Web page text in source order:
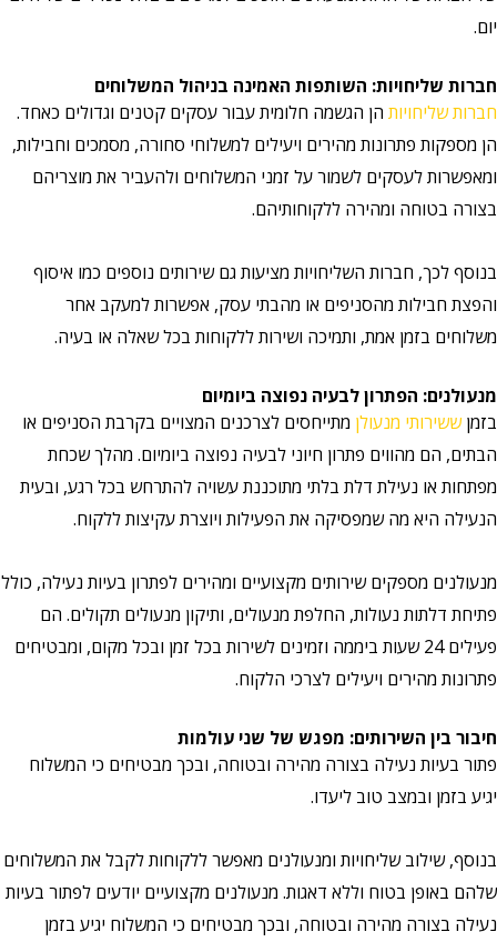
יום.
חברות שליחויות: השותפות האמינה בניהול המשלוחים
חברות שליחויות הן הגשמה חלומית עבור עסקים קטנים וגדולים כאחד.
הן מספקות פתרונות מהירים ויעילים למשלוחי סחורה, מסמכים וחבילות,
ומאפשרות לעסקים לשמור על זמני המשלוחים ולהעביר את מוצריהם
בצורה בטוחה ומהירה ללקוחותיהם.
בנוסף לכך, חברות השליחויות מציעות גם שירותים נוספים כמו איסוף
והפצת חבילות מהסניפים או מהבתי עסק, אפשרות למעקב אחר
משלוחים בזמן אמת, ותמיכה ושירות ללקוחות בכל שאלה או בעיה.
מנעולנים: הפתרון לבעיה נפוצה ביומיום
בזמןששירותי מנעולן מתייחסים לצרכנים המצויים בקרבת הסניפים או
הבתים, הם מהווים פתרון חיוני לבעיה נפוצה ביומיום. מהלך שכחת
מפתחות או נעילת דלת בלתי מתוכננת עשויה להתרחש בכל רגע, ובעית
הנעילה היא מה שמפסיקה את הפעילות ויוצרת עקיצות ללקוח.
מנעולנים מספקים שירותים מקצועיים ומהירים לפתרון בעיות נעילה, כולל
פתיחת דלתות נעולות, החלפת מנעולים, ותיקון מנעולים תקולים. הם
פעילים 24 שעות ביממה וזמינים לשירות בכל זמן ובכל מקום, ומבטיחים
פתרונות מהירים ויעילים לצרכי הלקוח.
חיבור בין השירותים: מפגש של שני עולמות
פתור בעיות נעילה בצורה מהירה ובטוחה, ובכך מבטיחים כי המשלוח
יגיע בזמן ובמצב טוב ליעדו.
בנוסף, שילוב שליחויות ומנעולנים מאפשר ללקוחות לקבל את המשלוחים
שלהם באופן בטוח וללא דאגות. מנעולנים מקצועיים יודעים לפתור בעיות
נעילה בצורה מהירה ובטוחה, ובכך מבטיחים כי המשלוח יגיע בזמן